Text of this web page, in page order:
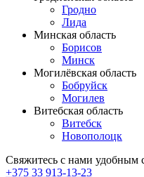
Гродно
Лида
Минская область
Борисов
Минск
Могилёвская область
Бобруйск
Могилев
Витебская область
Витебск
Новополоцк
Свяжитесь с нами удобным
+375 33 913-13-23